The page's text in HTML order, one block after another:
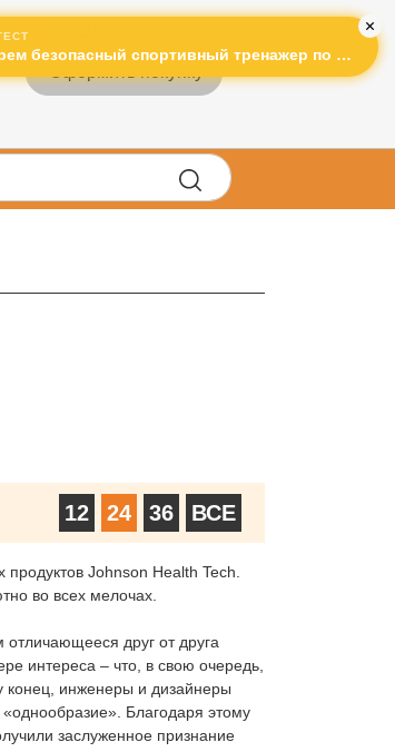
12 24 36 ВСЕ
Johnson Health Tech.
во всех мелочах.
друг от друга
интереса – что, в свою очередь,
конец, инженеры и дизайнеры
Благодаря этому
заслуженное признание
«Подберем безопасный спортивный тренажер по лучшей цене!»